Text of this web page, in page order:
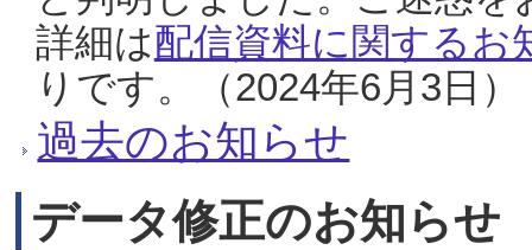
詳細は配信資料に関するお
りです。（2024年6月3日）
過去のお知らせ
データ修正のお知らせ